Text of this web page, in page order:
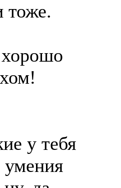
тоже.
хорошо
у тебя
умения